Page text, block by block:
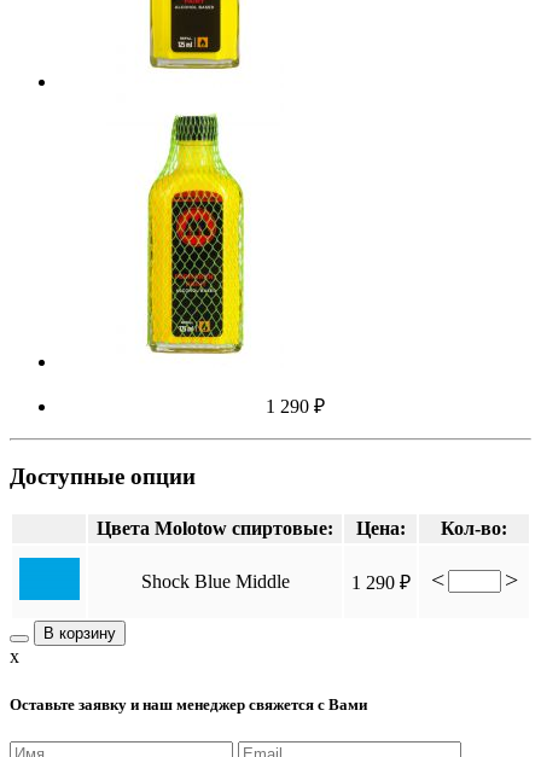
1 290 ₽
Доступные опции
Цвета Molotow спиртовые: Цена: Кол-во:
Shock Blue Middle 1 290 ₽ < >
В корзину
x
Оставьте заявку и наш менеджер свяжется с Вами